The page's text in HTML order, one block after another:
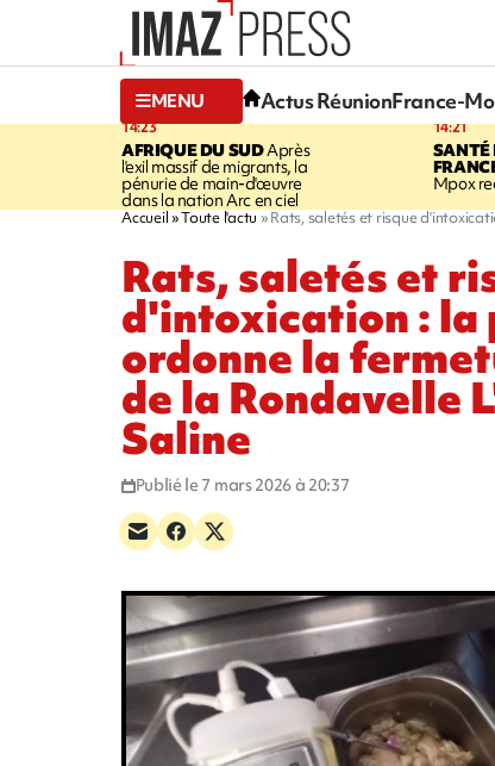
MENU Actus RéunionFrance-
14:23
AFRIQUE DU SUDAprès
l'exil massif de migrants, la
pénurie de main-d'œuvre
dans la nation Arc en ciel
14:21
SANTÉ
Mpox
Accueil Toute l'actu Rats, saletés et risque
Rats, saletés et
d'intoxication : la
ordonne la
de la Rondavelle
Saline
Publié le 7 mars 2026 à 20:37